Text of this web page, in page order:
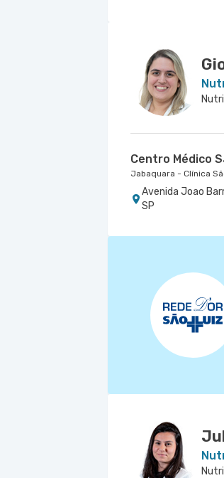
Centro Médico
Jabaquara - Clínica
Avenida Joao
SP